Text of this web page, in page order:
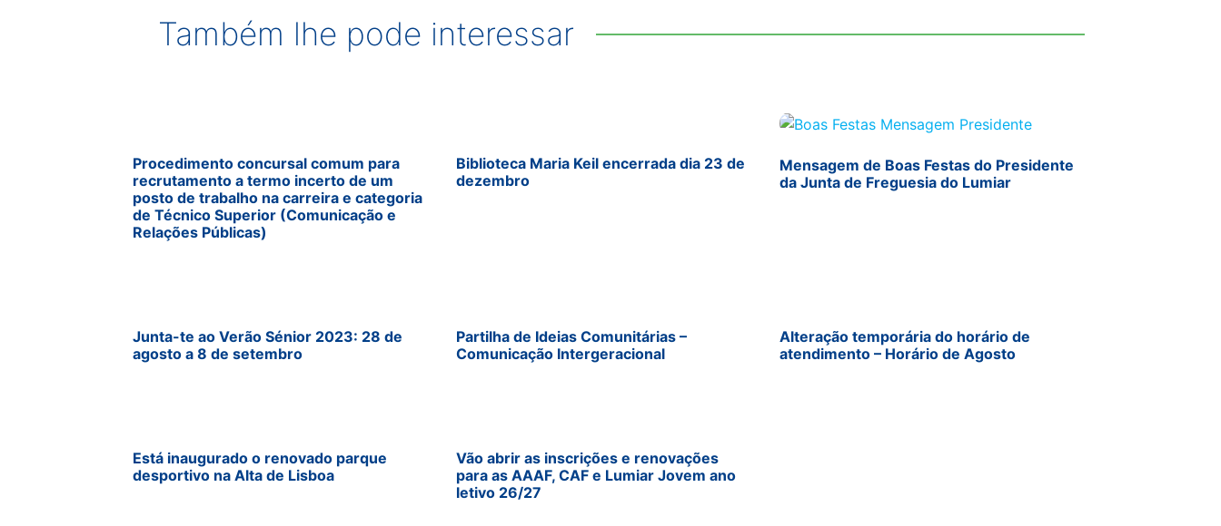
Também lhe pode interessar
Procedimento concursal comum para
recrutamento a termo incerto de um
posto de trabalho na carreira e categoria
de Técnico Superior (Comunicação e
Relações Públicas)
Biblioteca Maria Keil encerrada dia 23 de
dezembro
Mensagem de Boas Festas do Presidente
da Junta de Freguesia do Lumiar
Junta-te ao Verão Sénior 2023: 28 de
agosto a 8 de setembro
Partilha de Ideias Comunitárias –
Comunicação Intergeracional
Alteração temporária do horário de
atendimento – Horário de Agosto
Está inaugurado o renovado parque
desportivo na Alta de Lisboa
Vão abrir as inscrições e renovações
para as AAAF, CAF e Lumiar Jovem ano
letivo 26/27